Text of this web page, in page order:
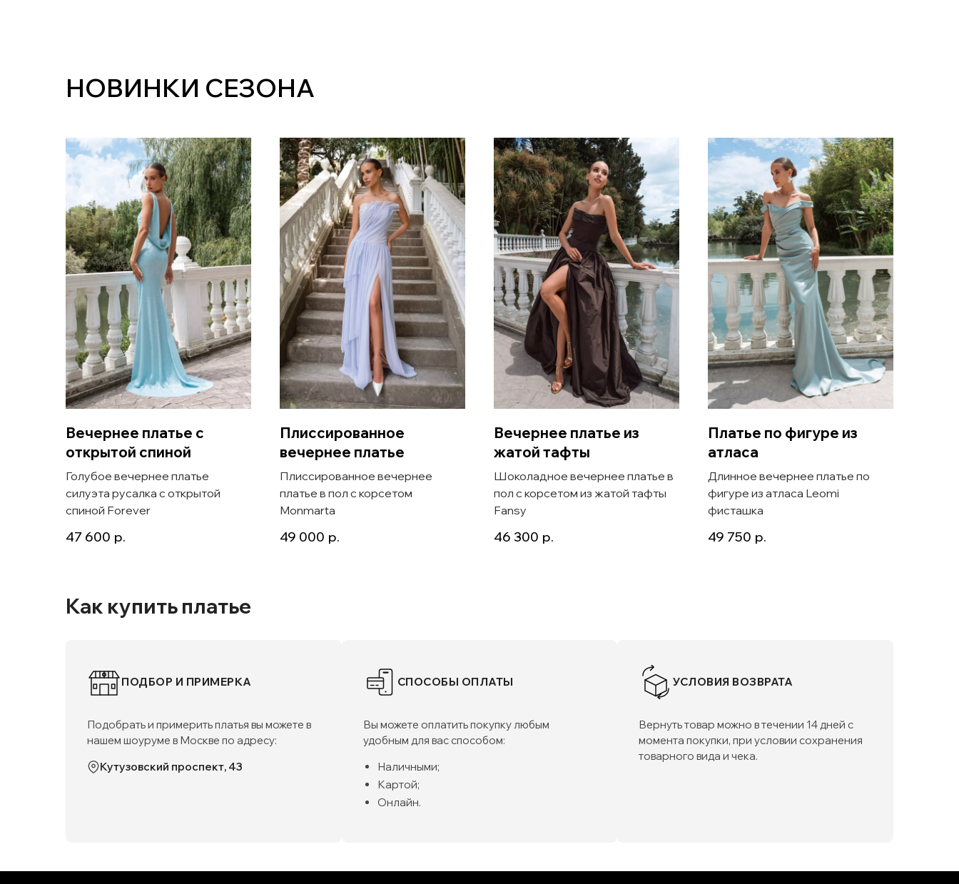
НОВИНКИ СЕЗОНА
Вечернее платье с
открытой спиной
Голубое вечернее платье
силуэта русалка с открытой
спиной Forever
47 600 р.
Плиссированное
вечернее платье
Плиссированное вечернее
платье в пол с корсетом
Monmarta
49 000 р.
Вечернее платье из
жатой тафты
Шоколадное вечернее платье в
пол с корсетом из жатой тафты
Fansy
46 300 р.
Платье по фигуре из
атласа
Длинное вечернее платье по
фигуре из атласа Leomi
фисташка
49 750 р.
Как купить платье
ПОДБОР И ПРИМЕРКА
Подобрать и примерить платья вы можете в
нашем шоуруме в Москве по адресу:
Кутузовский проспект, 43
СПОСОБЫ ОПЛАТЫ
Вы можете оплатить покупку любым
удобным для вас способом:
Наличными;
Картой;
Онлайн.
УСЛОВИЯ ВОЗВРАТА
Вернуть товар можно в течении 14 дней с
момента покупки, при условии сохранения
товарного вида и чека.